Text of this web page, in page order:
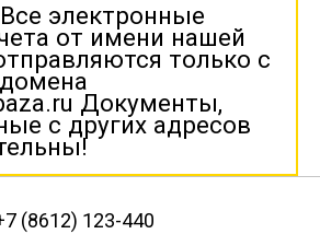
электронные
от имени нашей
только с
Документы,
с других адресов
(8612) 123-440